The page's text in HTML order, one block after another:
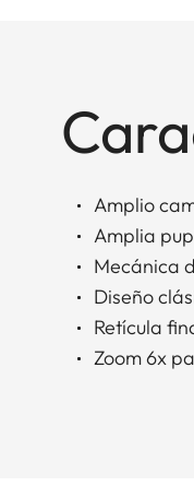
Amplio
Amplia
Mecánica
Diseño
Retícula
Zoom 6x